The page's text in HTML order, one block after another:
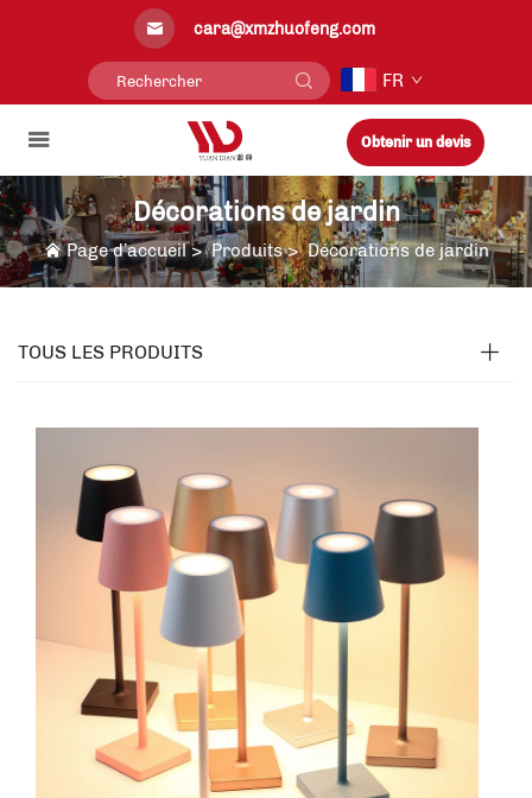
cara@xmzhuofeng.com
FR
Obtenir un devis
Décorations de jardin
Page d’accueil>Produits>Décorations de jardin
TOUS LES PRODUITS